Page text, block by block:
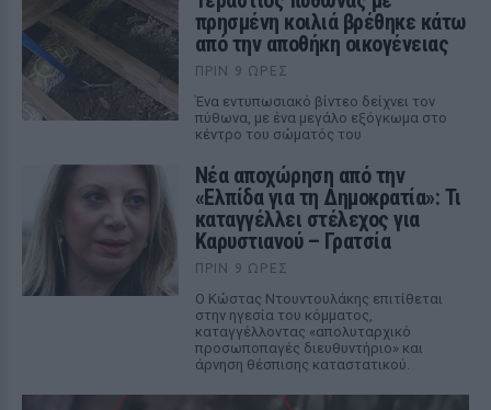
πρησμένη κοιλιά βρέθηκε κάτω
από την αποθήκη οικογένειας
ΠΡΙΝ 9 ΏΡΕΣ
Ένα εντυπωσιακό βίντεο δείχνει τον
πύθωνα, με ένα μεγάλο εξόγκωμα στο
κέντρο του σώματός του
Νέα αποχώρηση από την
«Ελπίδα για τη Δημοκρατία»: Τι
καταγγέλλει στέλεχος για
Καρυστιανού – Γρατσία
ΠΡΙΝ 9 ΏΡΕΣ
Ο Κώστας Ντουντουλάκης επιτίθεται
στην ηγεσία του κόμματος,
καταγγέλλοντας «απολυταρχικό
προσωποπαγές διευθυντήριο» και
άρνηση θέσπισης καταστατικού.